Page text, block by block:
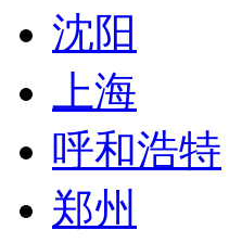
沈阳
上海
呼和浩特
郑州